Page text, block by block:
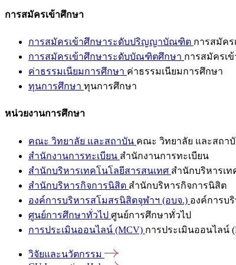
การสมัครเข้าศึกษา
การสมัครเข้าศึกษาระดับปริญญาบัณฑิต การสมัค
การสมัครเข้าศึกษาระดับบัณฑิตศึกษา การสมัครเ
ค่าธรรมเนียมการศึกษา ค่าธรรมเนียมการศึกษา
ทุนการศึกษา ทุนการศึกษา
หน่วยงานการศึกษา
คณะ วิทยาลัย และสถาบัน คณะ วิทยาลัย และสถา
สำนักงานการทะเบียน สำนักงานการทะเบียน
สำนักบริหารเทคโนโลยีสารสนเทศ สำนักบริหารเ
สำนักบริหารกิจการนิสิต สำนักบริหารกิจการนิสิต
องค์การบริหารสโมสรนิสิตจุฬาฯ (อบจ.) องค์การบ
ศูนย์การศึกษาทั่วไป ศูนย์การศึกษาทั่วไป
การประเมินออนไลน์ (MCV) การประเมินออนไลน์
วิจัยและนวัตกรรม